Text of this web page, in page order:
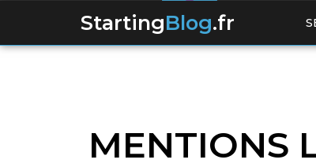
StartingBlog.fr
MENTIONS